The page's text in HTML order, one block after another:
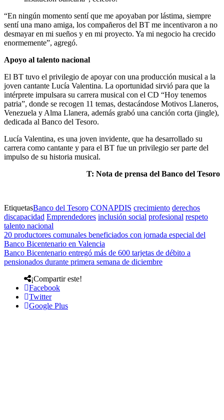
“En ningún momento sentí que me apoyaban por lástima, siempre
sentí una mano amiga, los compañeros del BT me incentivaron a no
desmayar en mi sueños y en mi proyecto. Ya mi negocio ha crecido
enormemente”, agregó.
Apoyo al talento nacional
El BT tuvo el privilegio de apoyar con una producción musical a la
joven cantante Lucía Valentina. La oportunidad sirvió para que la
intérprete impulsara su carrera musical con el CD “Hoy tenemos
patria”, donde se recogen 11 temas, destacándose Motivos Llaneros,
Venezuela y Alma Llanera, además grabó una canción corta (jingle),
dedicada al Banco del Tesoro.
Lucía Valentina, es una joven invidente, que ha desarrollado su
carrera como cantante y para el BT fue un privilegio ser parte del
impulso de su historia musical.
T: Nota de prensa del Banco del Tesoro
EtiquetasBanco del Tesoro CONAPDIS crecimiento derechos
discapacidad Emprendedores inclusión social profesional respeto
talento nacional
20 productores comunales beneficiados con jornada especial del
Banco Bicentenario en Valencia
Banco Bicentenario entregó más de 600 tarjetas de débito a
pensionados durante primera semana de diciembre
¡Compartir este!
Facebook
Twitter
Google Plus